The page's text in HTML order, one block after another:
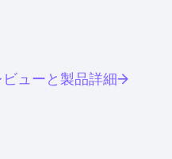
ューと製品詳細